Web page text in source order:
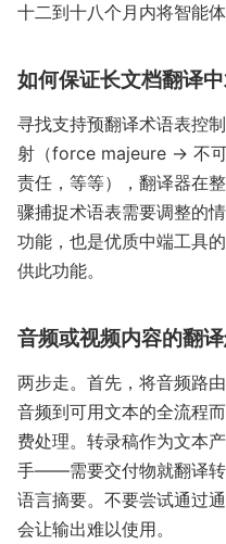
十二到十八个月内将智能
如何保证长文档翻译
寻找支持预翻译术语表控
射（force majeure → 不
责任，等等），翻译器在
骤捕捉术语表需要调整的
功能，也是优质中端工具
供此功能。
音频或视频内容的翻
两步走。首先，将音频路
音频到可用文本的全流程
费处理。转录稿作为文本
手——需要交付物就翻译转
语言摘要。不要尝试通过
会让输出难以使用。